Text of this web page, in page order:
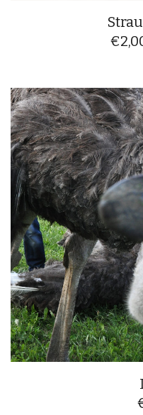
€